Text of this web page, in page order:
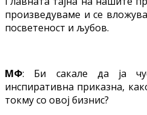
произведуваме и се
посветеност и љубов.
МФ: Би сакале да ја
инспиративна приказна,
токму со овој бизнис?